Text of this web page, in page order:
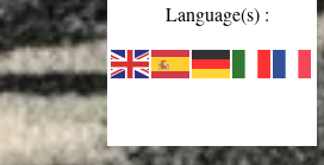
Language(s) :